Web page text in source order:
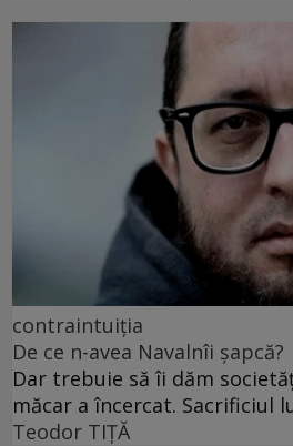
contraintuiția
De ce n-avea Navalnîi șapcă?
Dar trebuie să îi dăm
măcar a încercat. Sacrificiul
Teodor TIŢĂ